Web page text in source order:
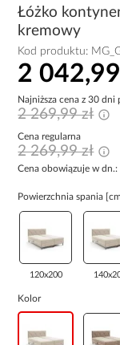
Łóżko
kremowy
Kod produktu:
2
Najniższa cena z 30 dni
2 269,99 zł
Cena regularna
2 269,99 zł
Cena obowiązuje w
Powierzchnia spania
120x200
Kolor